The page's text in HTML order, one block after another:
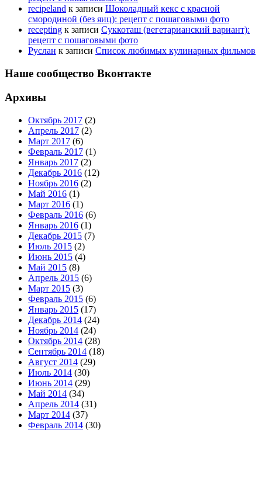
recipeland к записи Шоколадный кекс с красной
смородиной (без яиц): рецепт с пошаговыми фото
recepting к записи Суккоташ (вегетарианский вариант):
рецепт с пошаговыми фото
Руслан к записи Список любимых кулинарных фильмов
Наше сообщество Вконтакте
Архивы
Октябрь 2017 (2)
Апрель 2017 (2)
Март 2017 (6)
Февраль 2017 (1)
Январь 2017 (2)
Декабрь 2016 (12)
Ноябрь 2016 (2)
Май 2016 (1)
Март 2016 (1)
Февраль 2016 (6)
Январь 2016 (1)
Декабрь 2015 (7)
Июль 2015 (2)
Июнь 2015 (4)
Май 2015 (8)
Апрель 2015 (6)
Март 2015 (3)
Февраль 2015 (6)
Январь 2015 (17)
Декабрь 2014 (24)
Ноябрь 2014 (24)
Октябрь 2014 (28)
Сентябрь 2014 (18)
Август 2014 (29)
Июль 2014 (30)
Июнь 2014 (29)
Май 2014 (34)
Апрель 2014 (31)
Март 2014 (37)
Февраль 2014 (30)